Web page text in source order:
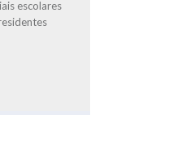
escolares